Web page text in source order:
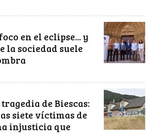
en el eclipse... y
la sociedad suele
de Biescas:
siete víctimas de
injusticia que